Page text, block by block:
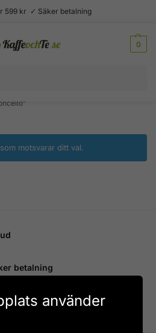
599 kr ✓ Säker betalning
0
–
motsvarar ditt val.
betalning
inom 1-4 vardagar
använder